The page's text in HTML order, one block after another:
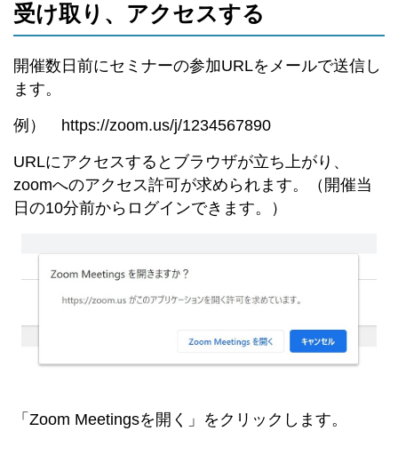
受け取り、アクセスする
開催数日前にセミナーの参加URLをメールで送信し
ます。
例） https://zoom.us/j/1234567890
URLにアクセスするとブラウザが立ち上がり、
zoomへのアクセス許可が求められます。（開催当
日の10分前からログインできます。）
「Zoom Meetingsを開く」をクリックします。